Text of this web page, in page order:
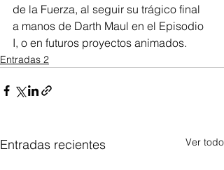
de la Fuerza, al seguir su trágico final
a manos de Darth Maul en el Episodio
I, o en futuros proyectos animados.
Entradas 2
Entradas recientes Ver todo